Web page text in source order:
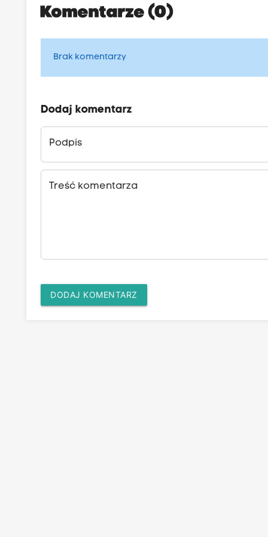
Komentarze (0)
Brak komentarzy
Dodaj komentarz
Podpis
Treść komentarza
DODAJ KOMENTARZ